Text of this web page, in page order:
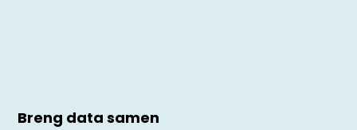
Breng data samen